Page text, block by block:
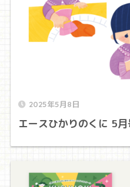
2025年5月8日
エースひかりのくに 5